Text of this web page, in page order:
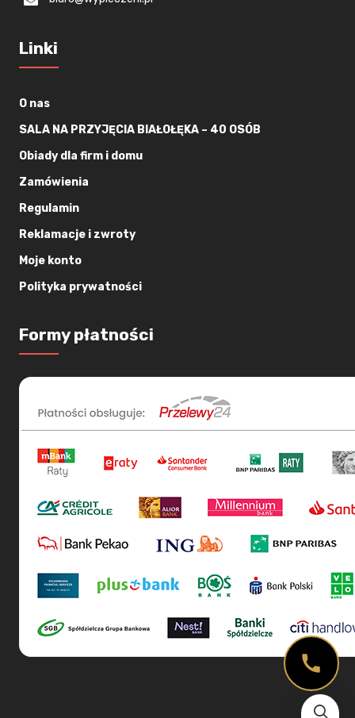
Linki
O nas
SALA NA PRZYJĘCIA BIAŁOŁĘKA – 40 OSÓB
Obiady dla firm i domu
Zamówienia
Regulamin
Reklamacje i zwroty
Moje konto
Polityka prywatności
Formy płatności